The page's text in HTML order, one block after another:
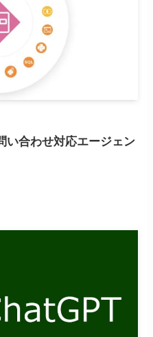
い合わせ対応エージェン